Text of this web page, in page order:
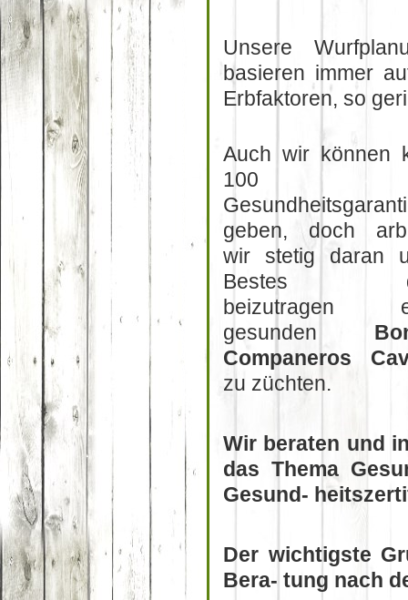
Unsere
basieren immer
Erbfaktoren, so
Auch wir können
100
geben, doch
wir stetig daran
Bestes
beizutragen
gesunden
Companeros
zu züchten.
Wir beraten und
das Thema
Gesund-
Der wichtigste
Bera- tung nach